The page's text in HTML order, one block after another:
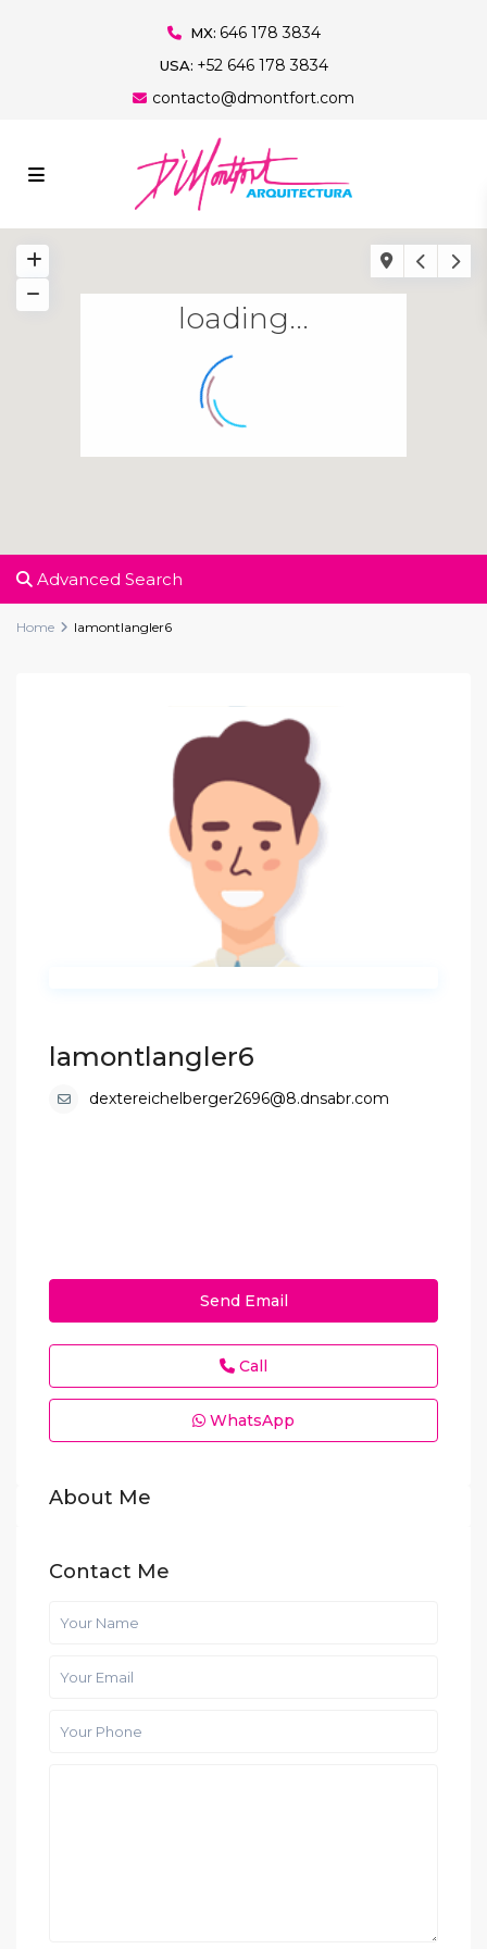
MX: 646 178 3834
USA: +52 646 178 3834
contacto@dmontfort.com
loading...
Advanced Search
Home lamontlangler6
lamontlangler6
dextereichelberger2696@8.dnsabr.com
Send Email
Call
WhatsApp
About Me
Contact Me